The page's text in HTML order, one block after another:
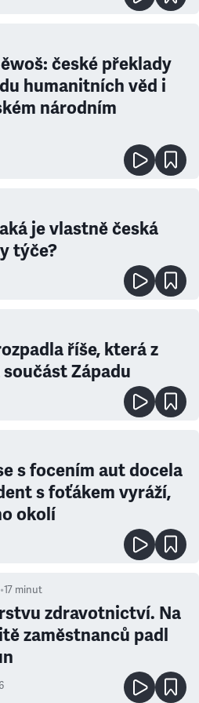
české překlady
humanitních věd i
národním
je vlastně česká
týče?
říše, která z
Západu
s focením aut docela
s foťákem vyráží,
okolí
•17 minut
zdravotnictví. Na
zaměstnanců padl